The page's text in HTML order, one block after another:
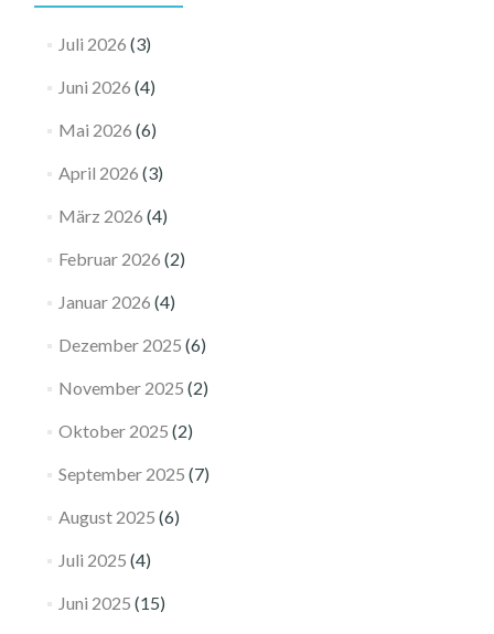
Juli 2026 (3)
Juni 2026 (4)
Mai 2026 (6)
April 2026 (3)
März 2026 (4)
Februar 2026 (2)
Januar 2026 (4)
Dezember 2025 (6)
November 2025 (2)
Oktober 2025 (2)
September 2025 (7)
August 2025 (6)
Juli 2025 (4)
Juni 2025 (15)